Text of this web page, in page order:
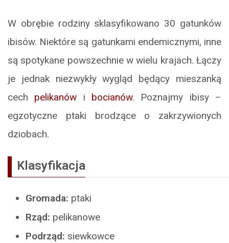
W obrębie rodziny sklasyfikowano 30 gatunków
ibisów. Niektóre są gatunkami endemicznymi, inne
są spotykane powszechnie w wielu krajach. Łączy
je jednak niezwykły wygląd będący mieszanką
cech pelikanów i bocianów. Poznajmy ibisy –
egzotyczne ptaki brodzące o zakrzywionych
dziobach.
Klasyfikacja
Gromada: ptaki
Rząd: pelikanowe
Podrząd: siewkowce